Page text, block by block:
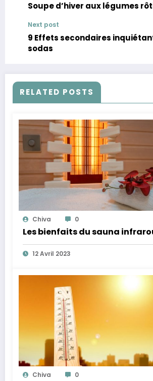
Soupe d’hiver aux légumes
Next post
9 Effets secondaires
sodas
RELATED POSTS
Chiva 0
Les bienfaits du sauna
12 Avril 2023
Chiva 0